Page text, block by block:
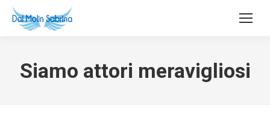
Siamo attori meravigliosi